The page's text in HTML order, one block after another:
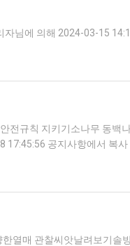
님에 의해 2024-03-15
전규칙 지키기소나무 동
공지사항에서 복사
열매 관찰씨앗날려보기